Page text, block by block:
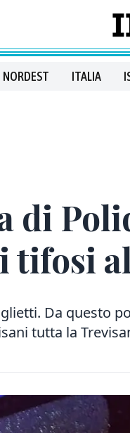
NORDEST ITALIA
di
tifosi
Da questo
tutta la